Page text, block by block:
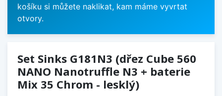
košíku si můžete naklikat, kam máme vyvrtat
otvory.
Set Sinks G181N3 (dřez Cube 560
NANO Nanotruffle N3 + baterie
Mix 35 Chrom - lesklý)